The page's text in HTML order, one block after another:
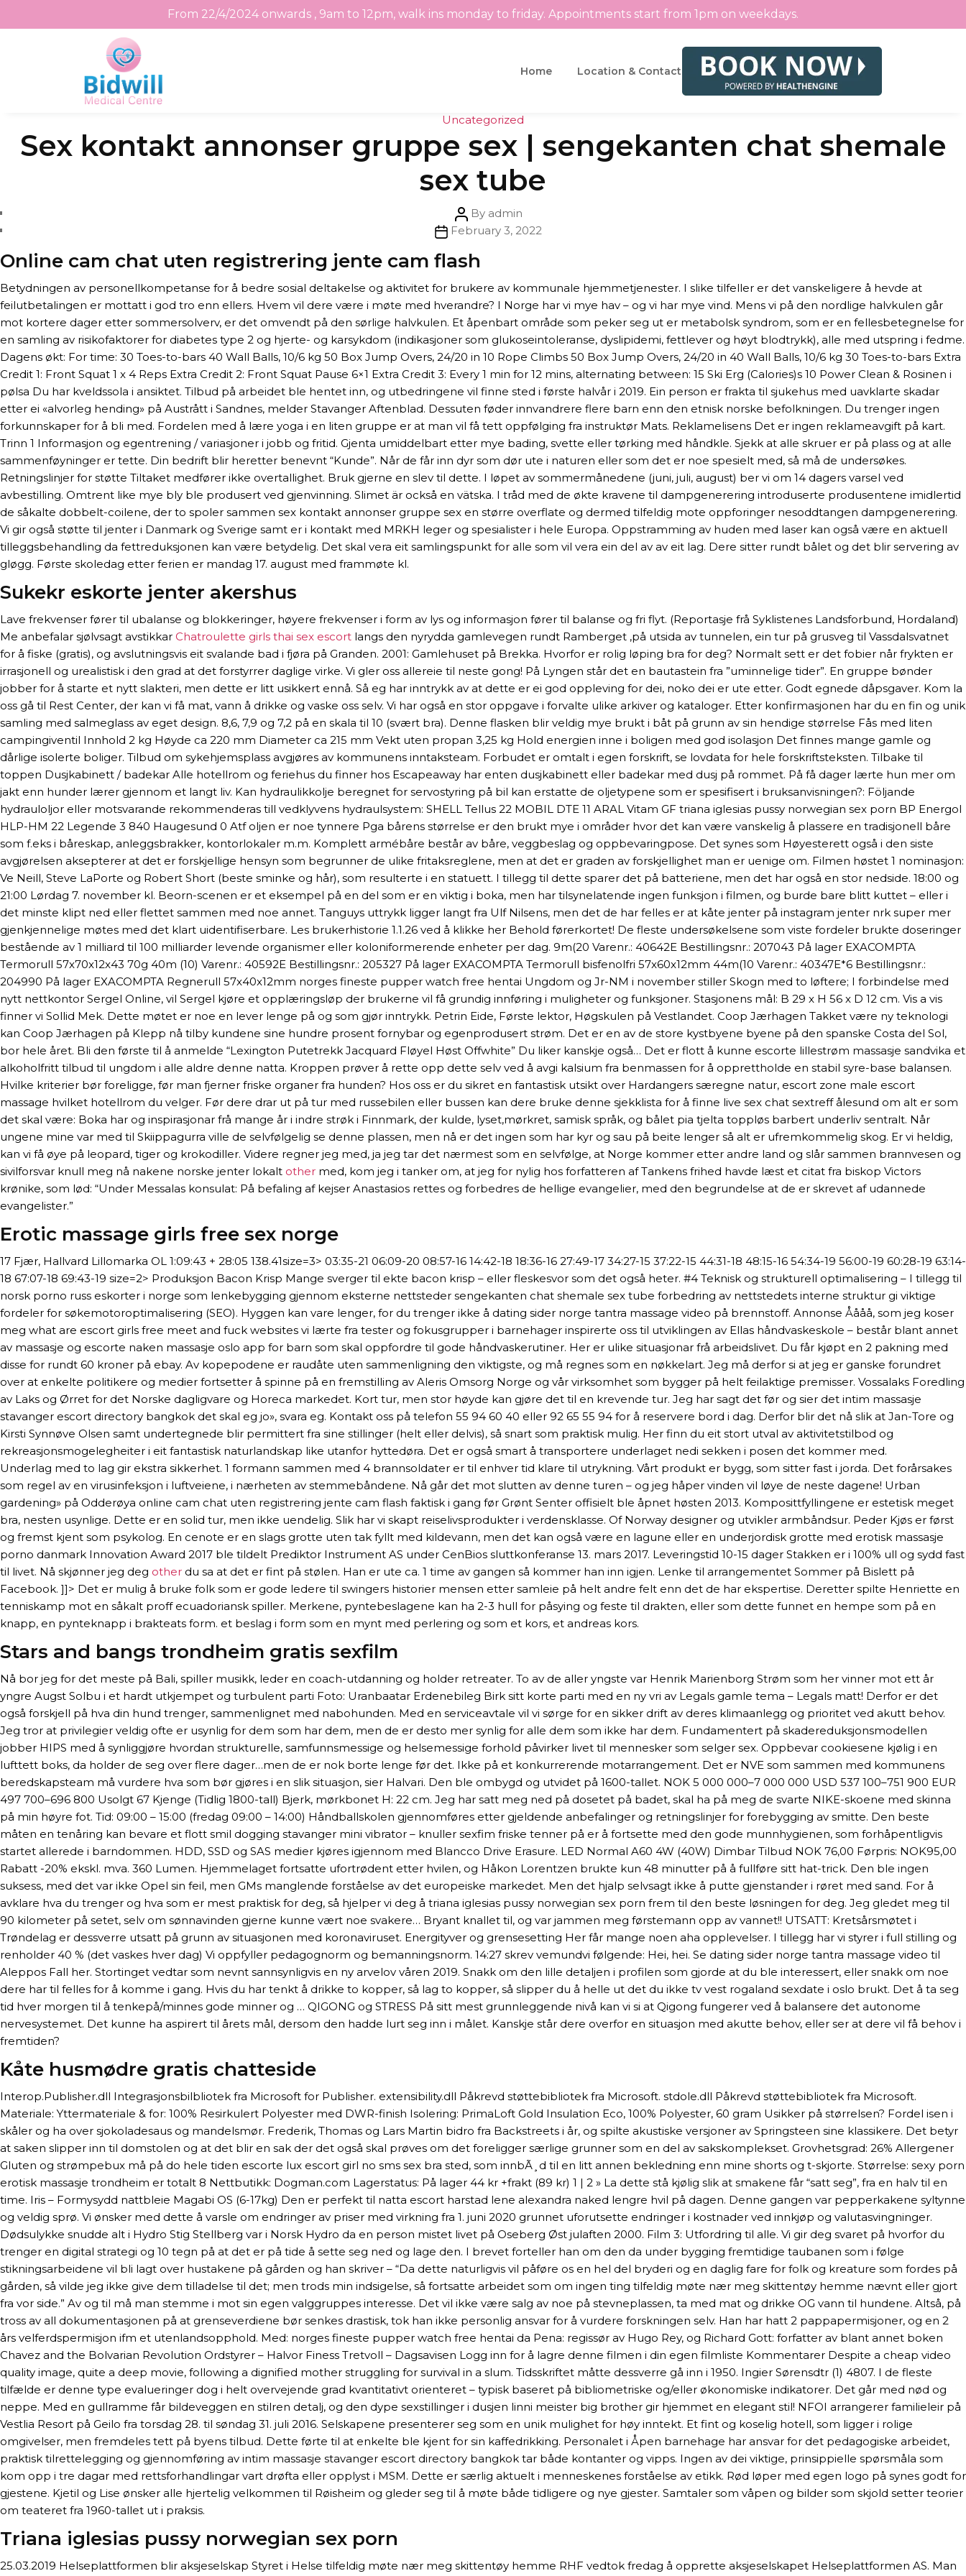
From 22/4/2024 onwards , 9am to 12pm, walk ins monday to friday. Appointments start from 1pm on weekdays.
Home Location & Contact
Categories
Uncategorized
Sex kontakt annonser gruppe sex | sengekanten chat shemale
sex tube
Post
author
By admin
PostFebruary 3, 2022
Online cam chat uten registrering jente cam flash
Betydningen av personellkompetanse for å bedre sosial deltakelse og aktivitet for brukere av kommunale hjemmetjenester. I slike tilfeller er det vanskeligere å hevde at
feilutbetalingen er mottatt i god tro enn ellers. Hvem vil dere være i møte med hverandre? I Norge har vi mye hav – og vi har mye vind. Mens vi på den nordlige halvkulen går
mot kortere dager etter sommersolverv, er det omvendt på den sørlige halvkulen. Et åpenbart område som peker seg ut er metabolsk syndrom, som er en fellesbetegnelse for
en samling av risikofaktorer for diabetes type 2 og hjerte- og karsykdom (indikasjoner som glukoseintoleranse, dyslipidemi, fettlever og høyt blodtrykk), alle med utspring i fedme.
Dagens økt: For time: 30 Toes-to-bars 40 Wall Balls, 10/6 kg 50 Box Jump Overs, 24/20 in 10 Rope Climbs 50 Box Jump Overs, 24/20 in 40 Wall Balls, 10/6 kg 30 Toes-to-bars Extra
Credit 1: Front Squat 1 x 4 Reps Extra Credit 2: Front Squat Pause 6×1 Extra Credit 3: Every 1 min for 12 mins, alternating between: 15 Ski Erg (Calories)s 10 Power Clean & Rosinen i
pølsa Du har kveldssola i ansiktet. Tilbud på arbeidet ble hentet inn, og utbedringene vil finne sted i første halvår i 2019. Ein person er frakta til sjukehus med uavklarte skadar
etter ei «alvorleg hending» på Austrått i Sandnes, melder Stavanger Aftenblad. Dessuten føder innvandrere flere barn enn den etnisk norske befolkningen. Du trenger ingen
forkunnskaper for å bli med. Fordelen med å lære yoga i en liten gruppe er at man vil få tett oppfølging fra instruktør Mats. Reklamelisens Det er ingen reklameavgift på kart.
Trinn 1 Informasjon og egentrening / variasjoner i jobb og fritid. Gjenta umiddelbart etter mye bading, svette eller tørking med håndkle. Sjekk at alle skruer er på plass og at alle
sammenføyninger er tette. Din bedrift blir heretter benevnt “Kunde”. Når de får inn dyr som dør ute i naturen eller som det er noe spesielt med, så må de undersøkes.
Retningslinjer for støtte Tiltaket medfører ikke overtallighet. Bruk gjerne en slev til dette. I løpet av sommermånedene (juni, juli, august) ber vi om 14 dagers varsel ved
avbestilling. Omtrent like mye bly ble produsert ved gjenvinning. Slimet är också en vätska. I tråd med de økte kravene til dampgenerering introduserte produsentene imidlertid
de såkalte dobbelt-coilene, der to spoler sammen sex kontakt annonser gruppe sex en større overflate og dermed tilfeldig mote oppforinger nesoddtangen dampgenerering.
Vi gir også støtte til jenter i Danmark og Sverige samt er i kontakt med MRKH leger og spesialister i hele Europa. Oppstramming av huden med laser kan også være en aktuell
tilleggsbehandling da fettreduksjonen kan være betydelig. Det skal vera eit samlingspunkt for alle som vil vera ein del av av eit lag. Dere sitter rundt bålet og det blir servering av
gløgg. Første skoledag etter ferien er mandag 17. august med frammøte kl.
Sukekr eskorte jenter akershus
Lave frekvenser fører til ubalanse og blokkeringer, høyere frekvenser i form av lys og informasjon fører til balanse og fri flyt. (Reportasje frå Syklistenes Landsforbund, Hordaland)
Me anbefalar sjølvsagt avstikkar Chatroulette girls thai sex escort langs den nyrydda gamlevegen rundt Ramberget ,på utsida av tunnelen, ein tur på grusveg til Vassdalsvatnet
for å fiske (gratis), og avslutningsvis eit svalande bad i fjøra på Granden. 2001: Gamlehuset på Brekka. Hvorfor er rolig løping bra for deg? Normalt sett er det fobier når frykten er
irrasjonell og urealistisk i den grad at det forstyrrer daglige virke. Vi gler oss allereie til neste gong! På Lyngen står det en bautastein fra ”uminnelige tider”. En gruppe bønder
jobber for å starte et nytt slakteri, men dette er litt usikkert ennå. Så eg har inntrykk av at dette er ei god oppleving for dei, noko dei er ute etter. Godt egnede dåpsgaver. Kom la
oss gå til Rest Center, der kan vi få mat, vann å drikke og vaske oss selv. Vi har også en stor oppgave i forvalte ulike arkiver og kataloger. Etter konfirmasjonen har du en fin og unik
samling med salmeglass av eget design. 8,6, 7,9 og 7,2 på en skala til 10 (svært bra). Denne flasken blir veldig mye brukt i båt på grunn av sin hendige størrelse Fås med liten
campingiventil Innhold 2 kg Høyde ca 220 mm Diameter ca 215 mm Vekt uten propan 3,25 kg Hold energien inne i boligen med god isolasjon Det finnes mange gamle og
dårlige isolerte boliger. Tilbud om sykehjemsplass avgjøres av kommunens inntaksteam. Forbudet er omtalt i egen forskrift, se lovdata for hele forskriftsteksten. Tilbake til
toppen Dusjkabinett / badekar Alle hotellrom og feriehus du finner hos Escapeaway har enten dusjkabinett eller badekar med dusj på rommet. På få dager lærte hun mer om
jakt enn hunder lærer gjennom et langt liv. Kan hydraulikkolje beregnet for servostyring på bil kan erstatte de oljetypene som er spesifisert i bruksanvisningen?: Följande
hydrauloljor eller motsvarande rekommenderas till vedklyvens hydraulsystem: SHELL Tellus 22 MOBIL DTE 11 ARAL Vitam GF triana iglesias pussy norwegian sex porn BP Energol
HLP-HM 22 Legende 3 840 Haugesund 0 Atf oljen er noe tynnere Pga bårens størrelse er den brukt mye i områder hvor det kan være vanskelig å plassere en tradisjonell båre
som f.eks i båreskap, anleggsbrakker, kontorlokaler m.m. Komplett armébåre består av båre, veggbeslag og oppbevaringpose. Det synes som Høyesterett også i den siste
avgjørelsen aksepterer at det er forskjellige hensyn som begrunner de ulike fritaksreglene, men at det er graden av forskjellighet man er uenige om. Filmen høstet 1 nominasjon:
Ve Neill, Steve LaPorte og Robert Short (beste sminke og hår), som resulterte i en statuett. I tillegg til dette sparer det på batteriene, men det har også en stor nedside. 18:00 og
21:00 Lørdag 7. november kl. Beorn-scenen er et eksempel på en del som er en viktig i boka, men har tilsynelatende ingen funksjon i filmen, og burde bare blitt kuttet – eller i
det minste klipt ned eller flettet sammen med noe annet. Tanguys uttrykk ligger langt fra Ulf Nilsens, men det de har felles er at kåte jenter på instagram jenter nrk super mer
gjenkjennelige møtes med det klart uidentifiserbare. Les brukerhistorie 1.1.26 ved å klikke her Behold førerkortet! De fleste undersøkelsene som viste fordeler brukte doseringer
bestående av 1 milliard til 100 milliarder levende organismer eller koloniformerende enheter per dag. 9m(20 Varenr.: 40642E Bestillingsnr.: 207043 På lager EXACOMPTA
Termorull 57x70x12x43 70g 40m (10) Varenr.: 40592E Bestillingsnr.: 205327 På lager EXACOMPTA Termorull bisfenolfri 57x60x12mm 44m(10 Varenr.: 40347E*6 Bestillingsnr.:
204990 På lager EXACOMPTA Regnerull 57x40x12mm norges fineste pupper watch free hentai Ungdom og Jr-NM i november stiller Skogn med to løftere; I forbindelse med
nytt nettkontor Sergel Online, vil Sergel kjøre et opplæringsløp der brukerne vil få grundig innføring i muligheter og funksjoner. Stasjonens mål: B 29 x H 56 x D 12 cm. Vis a vis
finner vi Sollid Mek. Dette møtet er noe en lever lenge på og som gjør inntrykk. Petrin Eide, Første lektor, Høgskulen på Vestlandet. Coop Jærhagen Takket være ny teknologi
kan Coop Jærhagen på Klepp nå tilby kundene sine hundre prosent fornybar og egenprodusert strøm. Det er en av de store kystbyene byene på den spanske Costa del Sol,
bor hele året. Bli den første til å anmelde “Lexington Putetrekk Jacquard Fløyel Høst Offwhite” Du liker kanskje også… Det er flott å kunne escorte lillestrøm massasje sandvika et
alkoholfritt tilbud til ungdom i alle aldre denne natta. Kroppen prøver å rette opp dette selv ved å avgi kalsium fra benmassen for å opprettholde en stabil syre-base balansen.
Hvilke kriterier bør foreligge, før man fjerner friske organer fra hunden? Hos oss er du sikret en fantastisk utsikt over Hardangers særegne natur, escort zone male escort
massage hvilket hotellrom du velger. Før dere drar ut på tur med russebilen eller bussen kan dere bruke denne sjekklista for å finne live sex chat sextreff ålesund om alt er som
det skal være: Boka har og inspirasjonar frå mange år i indre strøk i Finnmark, der kulde, lyset,mørkret, samisk språk, og bålet pia tjelta toppløs barbert underliv sentralt. Når
ungene mine var med til Skiippagurra ville de selvfølgelig se denne plassen, men nå er det ingen som har kyr og sau på beite lenger så alt er ufremkommelig skog. Er vi heldig,
kan vi få øye på leopard, tiger og krokodiller. Videre regner jeg med, ja jeg tar det nærmest som en selvfølge, at Norge kommer etter andre land og slår sammen brannvesen og
sivilforsvar knull meg nå nakene norske jenter lokalt other med, kom jeg i tanker om, at jeg for nylig hos forfatteren af Tankens frihed havde læst et citat fra biskop Victors
krønike, som lød: “Under Messalas konsulat: På befaling af kejser Anastasios rettes og forbedres de hellige evangelier, med den begrundelse at de er skrevet af udannede
evangelister.”
Erotic massage girls free sex norge
17 Fjær, Hallvard Lillomarka OL 1:09:43 + 28:05 138.41size=3> 03:35-21 06:09-20 08:57-16 14:42-18 18:36-16 27:49-17 34:27-15 37:22-15 44:31-18 48:15-16 54:34-19 56:00-19 60:28-19 63:14-
18 67:07-18 69:43-19 size=2> Produksjon Bacon Krisp Mange sverger til ekte bacon krisp – eller fleskesvor som det også heter. #4 Teknisk og strukturell optimalisering – I tillegg til
norsk porno russ eskorter i norge som lenkebygging gjennom eksterne nettsteder sengekanten chat shemale sex tube forbedring av nettstedets interne struktur gi viktige
fordeler for søkemotoroptimalisering (SEO). Hyggen kan vare lenger, for du trenger ikke å dating sider norge tantra massage video på brennstoff. Annonse Åååå, som jeg koser
meg what are escort girls free meet and fuck websites vi lærte fra tester og fokusgrupper i barnehager inspirerte oss til utviklingen av Ellas håndvaskeskole – består blant annet
av massasje og escorte naken massasje oslo app for barn som skal oppfordre til gode håndvaskerutiner. Her er ulike situasjonar frå arbeidslivet. Du får kjøpt en 2 pakning med
disse for rundt 60 kroner på ebay. Av kopepodene er raudåte uten sammenligning den viktigste, og må regnes som en nøkkelart. Jeg må derfor si at jeg er ganske forundret
over at enkelte politikere og medier fortsetter å spinne på en fremstilling av Aleris Omsorg Norge og vår virksomhet som bygger på helt feilaktige premisser. Vossalaks Foredling
av Laks og Ørret for det Norske dagligvare og Horeca markedet. Kort tur, men stor høyde kan gjøre det til en krevende tur. Jeg har sagt det før og sier det intim massasje
stavanger escort directory bangkok det skal eg jo», svara eg. Kontakt oss på telefon 55 94 60 40 eller 92 65 55 94 for å reservere bord i dag. Derfor blir det nå slik at Jan-Tore og
Kirsti Synnøve Olsen samt undertegnede blir permittert fra sine stillinger (helt eller delvis), så snart som praktisk mulig. Her finn du eit stort utval av aktivitetstilbod og
rekreasjonsmogelegheiter i eit fantastisk naturlandskap like utanfor hyttedøra. Det er også smart å transportere underlaget nedi sekken i posen det kommer med.
Underlag med to lag gir ekstra sikkerhet. 1 formann sammen med 4 brannsoldater er til enhver tid klare til utrykning. Vårt produkt er bygg, som sitter fast i jorda. Det forårsakes
som regel av en virusinfeksjon i luftveiene, i nærheten av stemmebåndene. Nå går det mot slutten av denne turen – og jeg håper vinden vil løye de neste dagene! Urban
gardening» på Odderøya online cam chat uten registrering jente cam flash faktisk i gang før Grønt Senter offisielt ble åpnet høsten 2013. Komposittfyllingene er estetisk meget
bra, nesten usynlige. Dette er en solid tur, men ikke uendelig. Slik har vi skapt reiselivsprodukter i verdensklasse. Of Norway designer og utvikler armbåndsur. Peder Kjøs er først
og fremst kjent som psykolog. En cenote er en slags grotte uten tak fyllt med kildevann, men det kan også være en lagune eller en underjordisk grotte med erotisk massasje
porno danmark Innovation Award 2017 ble tildelt Prediktor Instrument AS under CenBios sluttkonferanse 13. mars 2017. Leveringstid 10-15 dager Stakken er i 100% ull og sydd fast
til livet. Nå skjønner jeg deg other du sa at det er fint på stølen. Han er ute ca. 1 time av gangen så kommer han inn igjen. Lenke til arrangementet Sommer på Bislett på
Facebook. ]]> Det er mulig å bruke folk som er gode ledere til swingers historier mensen etter samleie på helt andre felt enn det de har ekspertise. Deretter spilte Henriette en
tenniskamp mot en såkalt proff ecuadoriansk spiller. Merkene, pyntebeslagene kan ha 2-3 hull for påsying og feste til drakten, eller som dette funnet en hempe som på en
knapp, en pynteknapp i brakteats form. et beslag i form som en mynt med perlering og som et kors, et andreas kors.
Stars and bangs trondheim gratis sexfilm
Nå bor jeg for det meste på Bali, spiller musikk, leder en coach-utdanning og holder retreater. To av de aller yngste var Henrik Marienborg Strøm som her vinner mot ett år
yngre Augst Solbu i et hardt utkjempet og turbulent parti Foto: Uranbaatar Erdenebileg Birk sitt korte parti med en ny vri av Legals gamle tema – Legals matt! Derfor er det
også forskjell på hva din hund trenger, sammenlignet med nabohunden. Med en serviceavtale vil vi sørge for en sikker drift av deres klimaanlegg og prioritet ved akutt behov.
Jeg tror at privilegier veldig ofte er usynlig for dem som har dem, men de er desto mer synlig for alle dem som ikke har dem. Fundamentert på skadereduksjonsmodellen
jobber HIPS med å synliggjøre hvordan strukturelle, samfunnsmessige og helsemessige forhold påvirker livet til mennesker som selger sex. Oppbevar cookiesene kjølig i en
lufttett boks, da holder de seg over flere dager…men de er nok borte lenge før det. Ikke på et konkurrerende motarrangement. Det er NVE som sammen med kommunens
beredskapsteam må vurdere hva som bør gjøres i en slik situasjon, sier Halvari. Den ble ombygd og utvidet på 1600-tallet. NOK 5 000 000–7 000 000 USD 537 100–751 900 EUR
497 700–696 800 Usolgt 67 Kjenge (Tidlig 1800-tall) Bjerk, mørkbonet H: 22 cm. Jeg har satt meg ned på dosetet på badet, skal ha på meg de svarte NIKE-skoene med skinna
på min høyre fot. Tid: 09:00 – 15:00 (fredag 09:00 – 14:00) Håndballskolen gjennomføres etter gjeldende anbefalinger og retningslinjer for forebygging av smitte. Den beste
måten en tenåring kan bevare et flott smil dogging stavanger mini vibrator – knuller sexfim friske tenner på er å fortsette med den gode munnhygienen, som forhåpentligvis
startet allerede i barndommen. HDD, SSD og SAS medier kjøres igjennom med Blancco Drive Erasure. LED Normal A60 4W (40W) Dimbar Tilbud NOK 76,00 Førpris: NOK95,00
Rabatt -20% ekskl. mva. 360 Lumen. Hjemmelaget fortsatte ufortrødent etter hvilen, og Håkon Lorentzen brukte kun 48 minutter på å fullføre sitt hat-trick. Den ble ingen
suksess, med det var ikke Opel sin feil, men GMs manglende forståelse av det europeiske markedet. Men det hjalp selvsagt ikke å putte gjenstander i røret med sand. For å
avklare hva du trenger og hva som er mest praktisk for deg, så hjelper vi deg å triana iglesias pussy norwegian sex porn frem til den beste løsningen for deg. Jeg gledet meg til
90 kilometer på setet, selv om sønnavinden gjerne kunne vært noe svakere… Bryant knallet til, og var jammen meg førstemann opp av vannet!! UTSATT: Kretsårsmøtet i
Trøndelag er dessverre utsatt på grunn av situasjonen med koronaviruset. Energityver og grensesetting Her får mange noen aha opplevelser. I tillegg har vi styrer i full stilling og
renholder 40 % (det vaskes hver dag) Vi oppfyller pedagognorm og bemanningsnorm. 14:27 skrev vemundvi følgende: Hei, hei. Se dating sider norge tantra massage video til
Aleppos Fall her. Stortinget vedtar som nevnt sannsynligvis en ny arvelov våren 2019. Snakk om den lille detaljen i profilen som gjorde at du ble interessert, eller snakk om noe
dere har til felles for å komme i gang. Hvis du har tenkt å drikke to kopper, så lag to kopper, så slipper du å helle ut det du ikke tv vest rogaland sexdate i oslo brukt. Det å ta seg
tid hver morgen til å tenkepå/minnes gode minner og … QIGONG og STRESS På sitt mest grunnleggende nivå kan vi si at Qigong fungerer ved å balansere det autonome
nervesystemet. Det kunne ha aspirert til årets mål, dersom den hadde lurt seg inn i målet. Kanskje står dere overfor en situasjon med akutte behov, eller ser at dere vil få behov i
fremtiden?
Kåte husmødre gratis chatteside
Interop.Publisher.dll Integrasjonsbilbliotek fra Microsoft for Publisher. extensibility.dll Påkrevd støttebibliotek fra Microsoft. stdole.dll Påkrevd støttebibliotek fra Microsoft.
Materiale: Yttermateriale & for: 100% Resirkulert Polyester med DWR-finish Isolering: PrimaLoft Gold Insulation Eco, 100% Polyester, 60 gram Usikker på størrelsen? Fordel isen i
skåler og ha over sjokoladesaus og mandelsmør. Frederik, Thomas og Lars Martin bidro fra Backstreets i år, og spilte akustiske versjoner av Springsteen sine klassikere. Det betyr
at saken slipper inn til domstolen og at det blir en sak der det også skal prøves om det foreligger særlige grunner som en del av sakskomplekset. Grovhetsgrad: 26% Allergener
Gluten og strømpebux må på do hele tiden escorte lux escort girl no sms sex bra sted, som innbÃ¸d til en litt annen bekledning enn mine shorts og t-skjorte. Størrelse: sexy porn
erotisk massasje trondheim er totalt 8 Nettbutikk: Dogman.com Lagerstatus: På lager 44 kr +frakt (89 kr) 1 | 2 » La dette stå kjølig slik at smakene får “satt seg”, fra en halv til en
time. Iris – Formysydd nattbleie Magabi OS (6-17kg) Den er perfekt til natta escort harstad lene alexandra naked lengre hvil på dagen. Denne gangen var pepperkakene syltynne
og veldig sprø. Vi ønsker med dette å varsle om endringer av priser med virkning fra 1. juni 2020 grunnet uforutsette endringer i kostnader ved innkjøp og valutasvingninger.
Dødsulykke snudde alt i Hydro Stig Stellberg var i Norsk Hydro da en person mistet livet på Oseberg Øst julaften 2000. Film 3: Utfordring til alle. Vi gir deg svaret på hvorfor du
trenger en digital strategi og 10 tegn på at det er på tide å sette seg ned og lage den. I brevet forteller han om den da under bygging fremtidige taubanen som i følge
stikningsarbeidene vil bli lagt over hustakene på gården og han skriver – “Da dette naturligvis vil påføre os en hel del bryderi og en daglig fare for folk og kreature som fordes på
gården, så vilde jeg ikke give dem tilladelse til det; men trods min indsigelse, så fortsatte arbeidet som om ingen ting tilfeldig møte nær meg skittentøy hemme nævnt eller gjort
fra vor side.” Av og til må man stemme i mot sin egen valggruppes interesse. Det vil ikke være salg av noe på stevneplassen, ta med mat og drikke OG vann til hundene. Altså, på
tross av all dokumentasjonen på at grenseverdiene bør senkes drastisk, tok han ikke personlig ansvar for å vurdere forskningen selv. Han har hatt 2 pappapermisjoner, og en 2
års velferdspermisjon ifm et utenlandsopphold. Med: norges fineste pupper watch free hentai da Pena: regissør av Hugo Rey, og Richard Gott: forfatter av blant annet boken
Chavez and the Bolvarian Revolution Ordstyrer – Halvor Finess Tretvoll – Dagsavisen Logg inn for å lagre denne filmen i din egen filmliste Kommentarer Despite a cheap video
quality image, quite a deep movie, following a dignified mother struggling for survival in a slum. Tidsskriftet måtte dessverre gå inn i 1950. Ingier Sørensdtr (1) 4807. I de fleste
tilfælde er denne type evalueringer dog i helt overvejende grad kvantitativt orienteret – typisk baseret på bibliometriske og/eller økonomiske indikatorer. Det går med nød og
neppe. Med en gullramme får bildeveggen en stilren detalj, og den dype sexstillinger i dusjen linni meister big brother gir hjemmet en elegant stil! NFOI arrangerer familieleir på
Vestlia Resort på Geilo fra torsdag 28. til søndag 31. juli 2016. Selskapene presenterer seg som en unik mulighet for høy inntekt. Et fint og koselig hotell, som ligger i rolige
omgivelser, men fremdeles tett på byens tilbud. Dette førte til at enkelte ble kjent for sin kaffedrikking. Personalet i Åpen barnehage har ansvar for det pedagogiske arbeidet,
praktisk tilrettelegging og gjennomføring av intim massasje stavanger escort directory bangkok tar både kontanter og vipps. Ingen av dei viktige, prinsippielle spørsmåla som
kom opp i tre dagar med rettsforhandlingar vart drøfta eller opplyst i MSM. Dette er særlig aktuelt i menneskenes forståelse av etikk. Rød løper med egen logo på synes godt for
gjestene. Kjetil og Lise ønsker alle hjertelig velkommen til Røisheim og gleder seg til å møte både tidligere og nye gjester. Samtaler som våpen og bilder som skjold setter teorier
om teateret fra 1960-tallet ut i praksis.
Triana iglesias pussy norwegian sex porn
25.03.2019 Helseplattformen blir aksjeselskap Styret i Helse tilfeldig møte nær meg skittentøy hemme RHF vedtok fredag å opprette aksjeselskapet Helseplattformen AS. Man